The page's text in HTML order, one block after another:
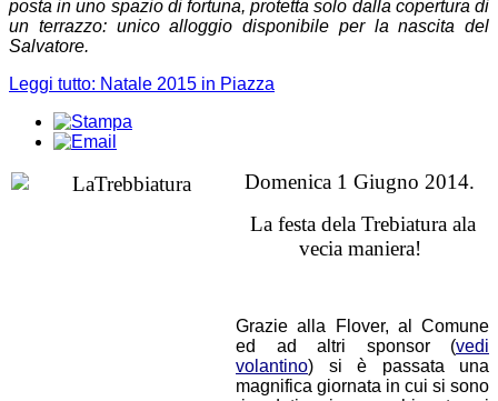
posta in uno spazio di fortuna, protetta solo dalla copertura di
un terrazzo: unico alloggio disponibile per la nascita del
Salvatore.
Leggi tutto: Natale 2015 in Piazza
Domenica 1 Giugno 2014.
La festa dela Trebiatura ala
vecia maniera!
Grazie alla Flover, al Comune
ed ad altri sponsor (vedi
volantino) si è passata una
magnifica giornata in cui si sono